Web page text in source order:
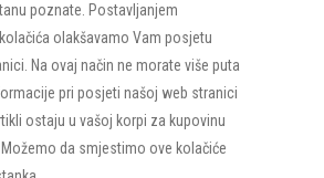
poznate. Postavljanjem
olakšavamo Vam posjetu
Na ovaj način ne morate više puta
pri posjeti našoj web stranici
ostaju u vašoj korpi za kupovinu
da smjestimo ove kolačiće